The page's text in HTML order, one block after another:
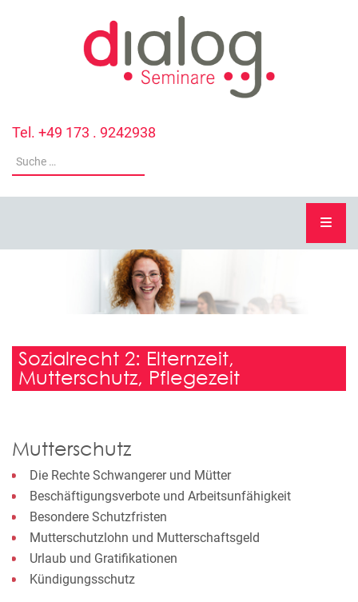
Tel. +49 173 . 9242938
Sozialrecht 2: Elternzeit,
Mutterschutz, Pflegezeit
Mutterschutz
Die Rechte Schwangerer und Mütter
Beschäftigungsverbote und Arbeitsunfähigkeit
Besondere Schutzfristen
Mutterschutzlohn und Mutterschaftsgeld
Urlaub und Gratifikationen
Kündigungsschutz